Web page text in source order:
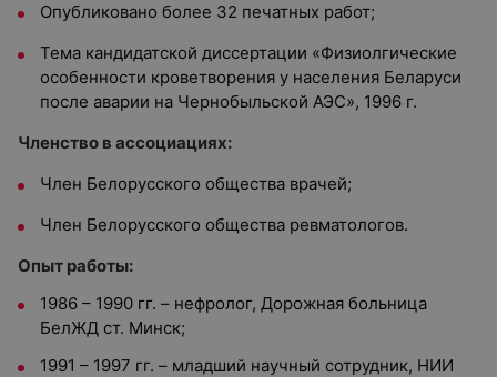
Опубликовано более 32 печатных работ;
Тема кандидатской диссертации «Физиолгические
особенности кроветворения у населения Беларуси
после аварии на Чернобыльской АЭС», 1996 г.
Членство в ассоциациях:
Член Белорусского общества врачей;
Член Белорусского общества ревматологов.
Опыт работы:
1986 – 1990 гг. – нефролог, Дорожная больница
БелЖД ст. Минск;
1991 – 1997 гг. – младший научный сотрудник, НИИ